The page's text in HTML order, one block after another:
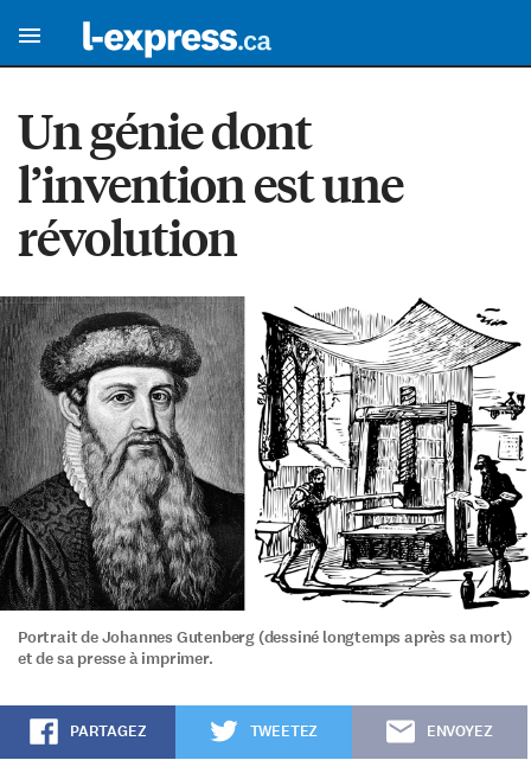
Un génie dont
l’invention est une
révolution
Portrait de Johannes Gutenberg (dessiné longtemps après sa mort)
et de sa presse à imprimer.
PARTAGEZ TWEETEZ ENVOYEZ